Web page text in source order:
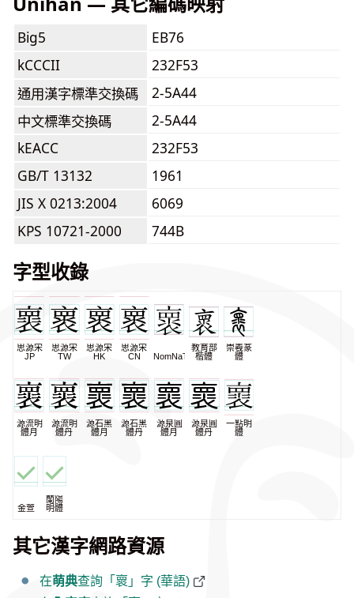
Big5
EB76
kCCCII
232F53
通用漢字標準交換碼
2-5A44
中文標準交換碼
2-5A44
kEACC
232F53
GB/T 13132
1961
JIS X 0213:2004
6069
KPS 10721-2000
744B
字型收錄
思源宋
JP
思源宋
TW
思源宋
HK
思源宋
CN
NomNaTong
教育部
楷體
崇羲篆
體
源流明
體月
源流明
體丹
源石黑
體月
源石黑
體丹
源泉圓
體月
源泉圓
體丹
一點明
體
金萱
蘭陽
明體
其它漢字網路資源
在萌典查詢「褱」字 (華語)